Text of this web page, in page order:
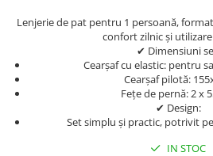
Lenjerie de pat pentru 1 persoană,
confort zilnic și
✔ Dimensiuni
Cearșaf cu elastic: pentru
Cearșaf pilotă:
Fețe de pernă: 2 x
✔ Design:
Set simplu și practic, potrivit
IN STOC